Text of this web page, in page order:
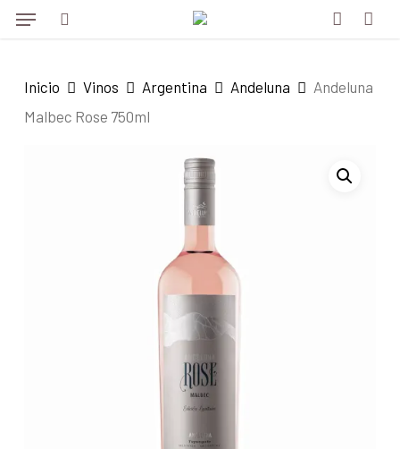
Skip
content
Menu
Inicio Vinos Argentina Andeluna
Andeluna
Malbec Rose 750ml
Menu